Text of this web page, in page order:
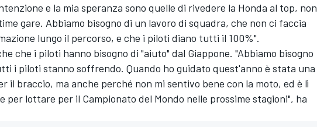
e la mia speranza sono quelle di rivedere la Honda al top, non
gare. Abbiamo bisogno di un lavoro di squadra, che non ci faccia
lungo il percorso, e che i piloti diano tutti il 100%".
che i piloti hanno bisogno di "aiuto" dal Giappone. "Abbiamo bisogno
i piloti stanno soffrendo. Quando ho guidato quest'anno è stata una
il braccio, ma anche perché non mi sentivo bene con la moto, ed è lì
per lottare per il Campionato del Mondo nelle prossime stagioni", ha